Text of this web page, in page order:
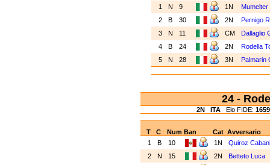
1
N 9 1N
Mumelter
2
B 30 2N
Pernigo
3
N 11 CM
Dallaglio
4
B 24 2N
Rodella
5
N 28 3N Palmarin
24 -
2N ITAElo FIDE: 1659
T C Num Ban Cat Avversario
1
B 10 1N
Quiroz
2
N 15 2N
Betteto Luca